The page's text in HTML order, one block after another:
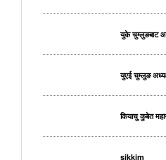
युके चुम्लुङबाट
युएई चुम्लुङ
कियाचु कुबेत
sikkim